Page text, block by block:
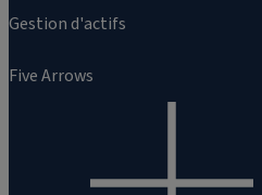
Gestion d'actifs
Five Arrows